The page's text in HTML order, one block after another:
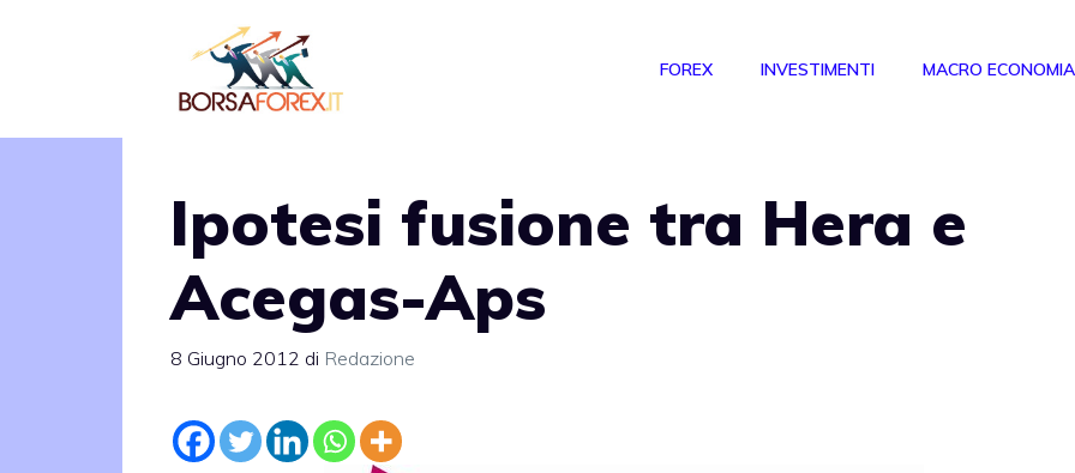
FOREX INVESTIMENTI MACRO ECONOMIA
Ipotesi fusione tra Hera e
Acegas-Aps
8 Giugno 2012 di Redazione